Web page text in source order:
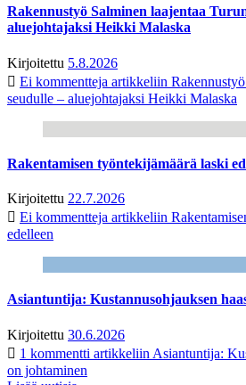
Rakennustyö Salminen laajentaa
aluejohtajaksi Heikki Malaska
Kirjoitettu 5.8.2026
Ei kommentteja artikkeliin
seudulle – aluejohtajaksi Heikki Malaska
Rakentamisen työntekijämäärä laski
Kirjoitettu 22.7.2026
Ei kommentteja artikkeliin
edelleen
Asiantuntija: Kustannusohjauksen
Kirjoitettu 30.6.2026
1 kommentti artikkeliin Asiantuntija:
on johtaminen